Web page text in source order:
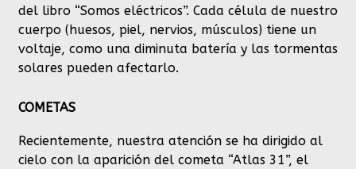
del libro “Somos eléctricos”. Cada célula de nuestro
cuerpo (huesos, piel, nervios, músculos) tiene un
voltaje, como una diminuta batería y las tormentas
solares pueden afectarlo.
COMETAS
Recientemente, nuestra atención se ha dirigido al
cielo con la aparición del cometa “Atlas 31”, el